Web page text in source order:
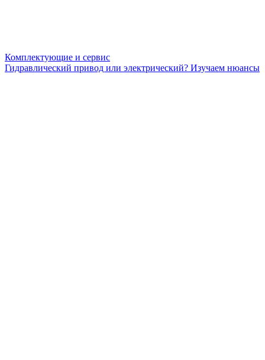
Комплектующие и сервис
Гидравлический привод или электрический? Изучаем нюансы